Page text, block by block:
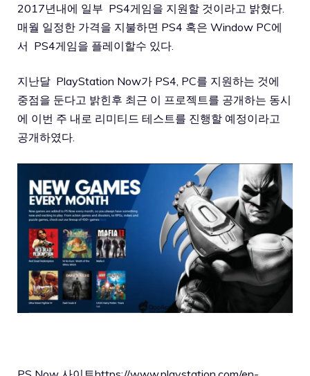
2017년내에 일부 PS4게임을 지원할 것이라고 밝혔다.
매월 일정한 가격을 지불하면 PS4 혹은 Window PC에
서 PS4게임을 플레이할수 있다.
지난달 PlayStation Now가 PS4, PC를 지원하는 것에
중점을 둔다고 밝힌후 최근 이 프로젝트를 공개하는 동시
에 이번 주 내로 리미티드 테스트를 진행할 예정이라고
공개하였다.